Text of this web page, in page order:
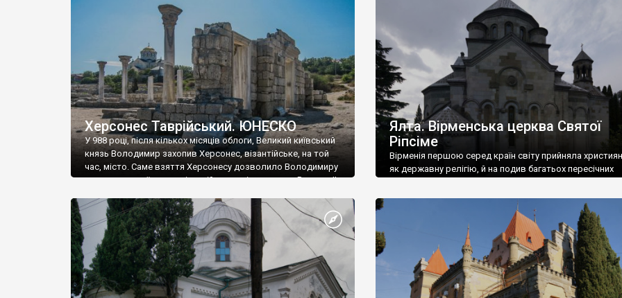
візантійської доби. Раритети викрадені з фондів об’єкту
культурної спадщини ЮНЕСКО «Херсонеса Таврійського».
Офіційно – на виставку «Золото Візантії», але експерти та
влада в Україні вважають це лише […]
називаються «повстяками» (postaki)…” “Вино. Крим
виробляє відмінне вино і його вдосталь: воно все
легке біле і дуже […]
Херсонес Таврійський. ЮНЕСКО
У 988 році, після кількох місяців облоги, Великий київський
князь Володимир захопив Херсонес, візантійське, на той
час, місто. Саме взяття Херсонесу дозволило Володимиру
диктувати свої умови візантійському імператору Василю ІІ,
Херсонесі Володимир-язичник, став Василем-
християнином. А потім було Хрещення Русі. На честь
Херсонесу Таврійського названо місто […]
Ялта. Вірменська церква Святої
Ріпсіме
Вірменія першою серед країн світу прийняла
як державну релігію, й на подив багатьох пересічних